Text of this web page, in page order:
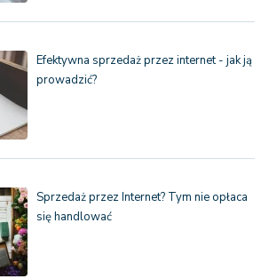
Efektywna sprzedaż przez internet - jak ją
prowadzić?
Sprzedaż przez Internet? Tym nie opłaca
się handlować